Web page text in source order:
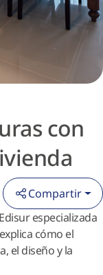
con
Compartir
especializada
cómo el
el diseño y la